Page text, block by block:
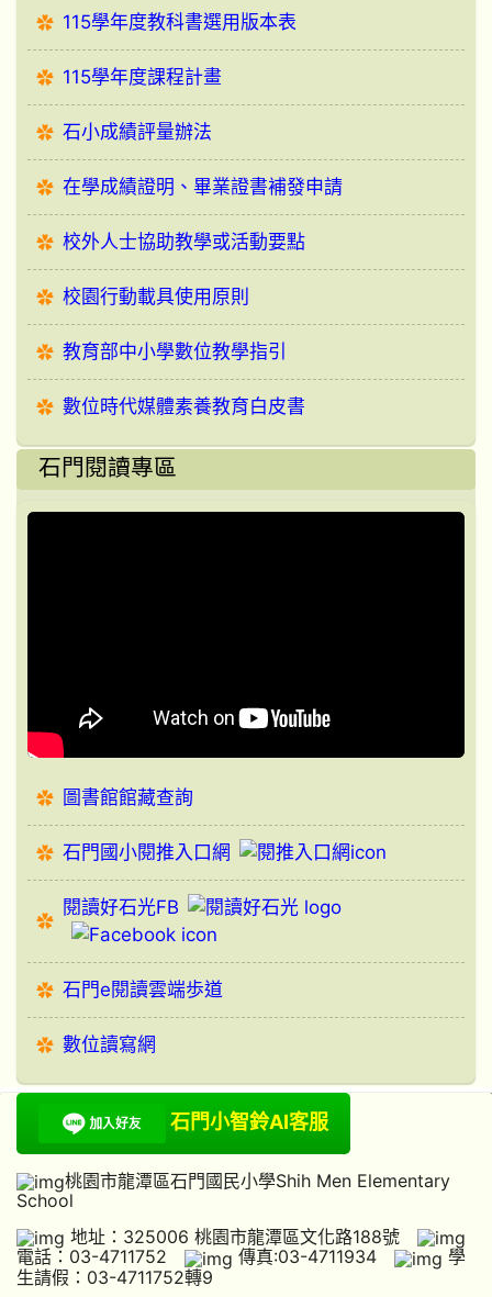
115學年度教科書選用版本表
115學年度課程計畫
石小成績評量辦法
在學成績證明、畢業證書補發申請
校外人士協助教學或活動要點
校園行動載具使用原則
教育部中小學數位教學指引
數位時代媒體素養教育白皮書
石門閱讀專區
圖書館館藏查詢
石門國小閱推入口網
閱讀好石光FB
石門e閱讀雲端歩道
數位讀寫網
石門小智鈴AI客服
桃園市龍潭區石門國民小學Shih Men Elementary
School
地址：325006 桃園市龍潭區文化路188號
電話：03-4711752
傳真:03-4711934
學
生請假：03-4711752轉9